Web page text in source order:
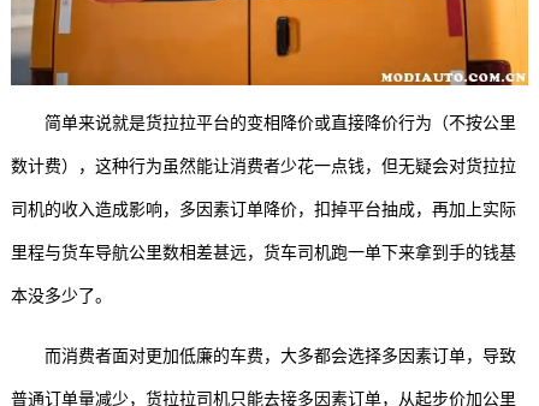
简单来说就是货拉拉平台的变相降价或直接降价行为（不按公里
数计费），这种行为虽然能让消费者少花一点钱，但无疑会对货拉拉
司机的收入造成影响，多因素订单降价，扣掉平台抽成，再加上实际
里程与货车导航公里数相差甚远，货车司机跑一单下来拿到手的钱基
本没多少了。
而消费者面对更加低廉的车费，大多都会选择多因素订单，导致
普通订单量减少，货拉拉司机只能去接多因素订单，从起步价加公里